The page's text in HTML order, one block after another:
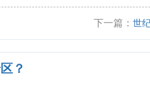
下一篇：世
？